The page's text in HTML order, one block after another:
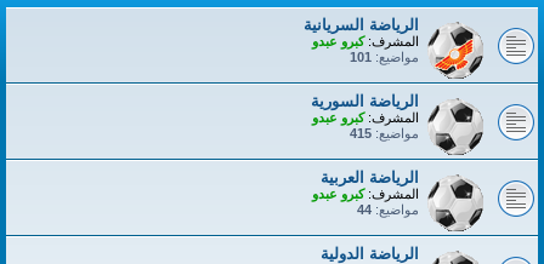
الرياضة السريانية
المشرف: كبرو عبدو
مواضيع: 101
الرياضة السورية
المشرف: كبرو عبدو
مواضيع: 415
الرياضة العربية
المشرف: كبرو عبدو
مواضيع: 44
الرياضة الدولية